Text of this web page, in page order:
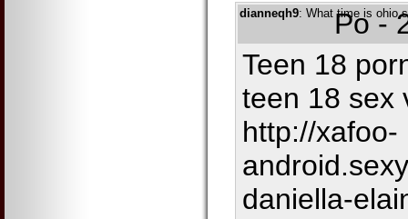
dianneqh9: What time is ohio
Po -
Teen 18
teen 18 sex
http://xafoo-
daniella-